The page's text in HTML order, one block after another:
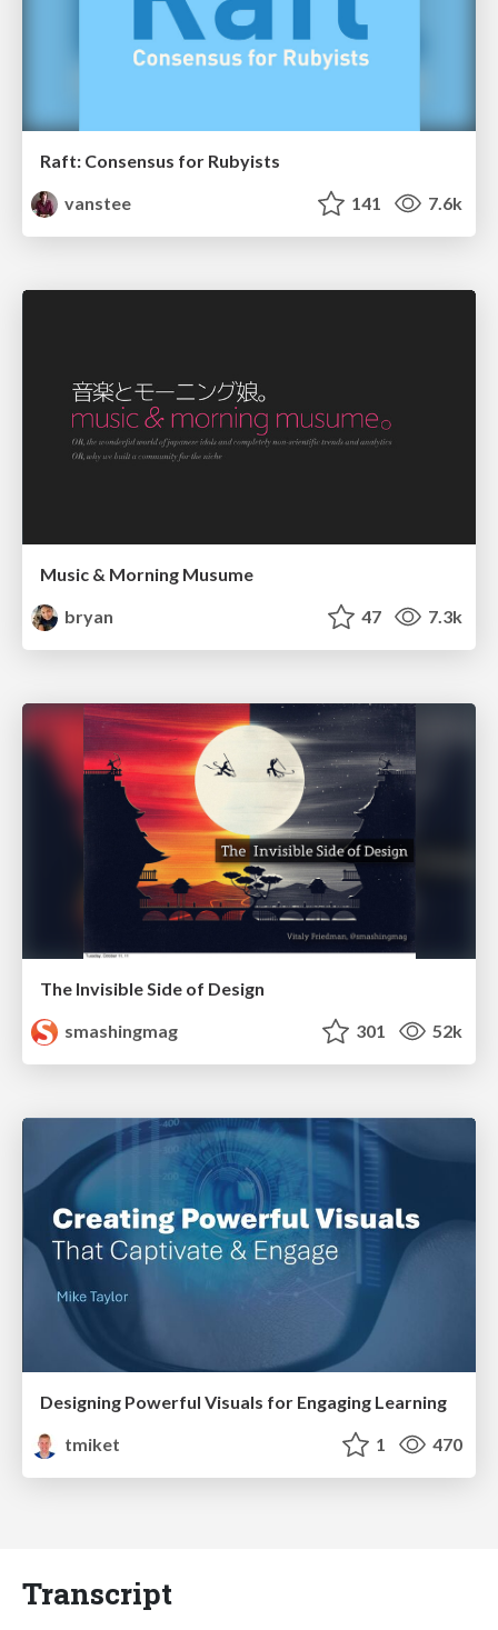
Raft: Consensus for Rubyists
vanstee
141 7.6k
Music & Morning Musume
bryan
47 7.3k
The Invisible Side of Design
smashingmag
301 52k
Designing Powerful Visuals for Engaging Learning
tmiket
1 470
Transcript